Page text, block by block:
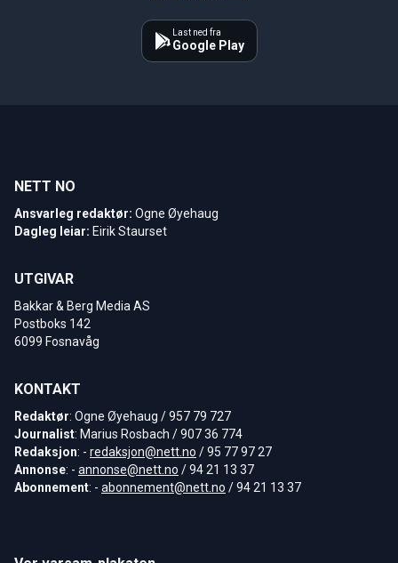
Last ned fra
Google Play
NETT NO
Ansvarleg redaktør: Ogne Øyehaug
Dagleg leiar: Eirik Staurset
UTGIVAR
Bakkar & Berg Media AS
Postboks 142
6099 Fosnavåg
KONTAKT
Redaktør: Ogne Øyehaug / 957 79 727
Journalist: Marius Rosbach / 907 36 774
Redaksjon: - redaksjon@nett.no / 95 77 97 27
Annonse: - annonse@nett.no / 94 21 13 37
Abonnement: - abonnement@nett.no / 94 21 13 37